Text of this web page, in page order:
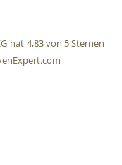
hat 4,83von 5Sternen